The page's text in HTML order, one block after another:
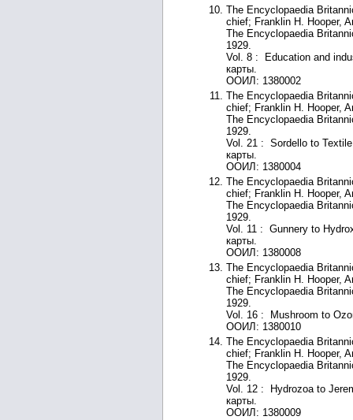
The Encyclopaedia
chief; Franklin H. Hooper,
The Encyclopaedia
1929.
Vol. 8 : Education and
карты.
ООИЛ: 1380002
The Encyclopaedia
chief; Franklin H. Hooper,
The Encyclopaedia
1929.
Vol. 21 : Sordello to
карты.
ООИЛ: 1380004
The Encyclopaedia
chief; Franklin H. Hooper,
The Encyclopaedia
1929.
Vol. 11 : Gunnery to
карты.
ООИЛ: 1380008
The Encyclopaedia
chief; Franklin H. Hooper,
The Encyclopaedia
1929.
Vol. 16 : Mushroom to
ООИЛ: 1380010
The Encyclopaedia
chief; Franklin H. Hooper,
The Encyclopaedia
1929.
Vol. 12 : Hydrozoa to
карты.
ООИЛ: 1380009